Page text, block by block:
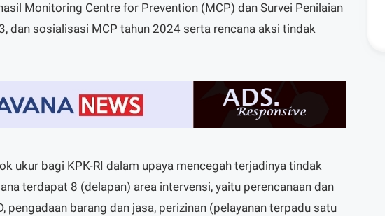
Monitoring Centre for Prevention (MCP) dan Survei Penilaian
dan sosialisasi MCP tahun 2024 serta rencana aksi tindak
ukur bagi KPK-RI dalam upaya mencegah terjadinya tindak
terdapat 8 (delapan) area intervensi, yaitu perencanaan dan
pengadaan barang dan jasa, perizinan (pelayanan terpadu satu